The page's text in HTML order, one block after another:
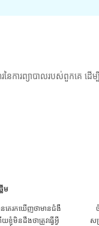
ារព្យាបាលរបស់ពួកគេ ដើ
ម
គេ​រក​ឃើញ​ថា​មាន​ជំងឺ​
ខ្ញុំមិនដឹងថាត្រូវធ្វើអ្វី
ស